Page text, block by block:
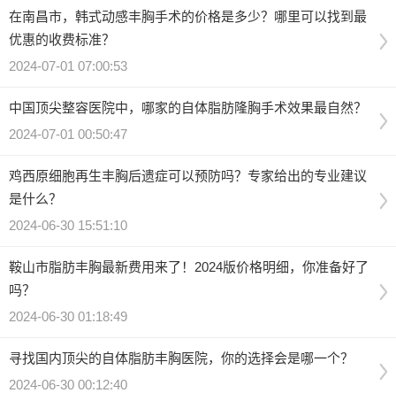
在南昌市，韩式动感丰胸手术的价格是多少？哪里可以找到最
优惠的收费标准？
2024-07-01 07:00:53
中国顶尖整容医院中，哪家的自体脂肪隆胸手术效果最自然？
2024-07-01 00:50:47
鸡西原细胞再生丰胸后遗症可以预防吗？专家给出的专业建议
是什么？
2024-06-30 15:51:10
鞍山市脂肪丰胸最新费用来了！2024版价格明细，你准备好了
吗？
2024-06-30 01:18:49
寻找国内顶尖的自体脂肪丰胸医院，你的选择会是哪一个？
2024-06-30 00:12:40